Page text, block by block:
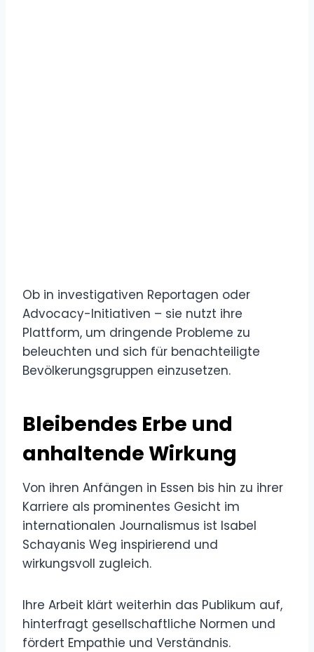
Ob in investigativen Reportagen oder
Advocacy-Initiativen – sie nutzt ihre
Plattform, um dringende Probleme zu
beleuchten und sich für benachteiligte
Bevölkerungsgruppen einzusetzen.
Bleibendes Erbe und
anhaltende Wirkung
Von ihren Anfängen in Essen bis hin zu ihrer
Karriere als prominentes Gesicht im
internationalen Journalismus ist Isabel
Schayanis Weg inspirierend und
wirkungsvoll zugleich.
Ihre Arbeit klärt weiterhin das Publikum auf,
hinterfragt gesellschaftliche Normen und
fördert Empathie und Verständnis.